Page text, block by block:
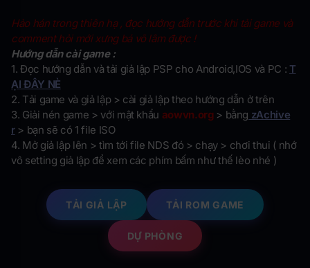
Hảo hán trong thiên hạ , đọc hướng dẫn trước khi tải game và
comment hỏi mới xưng bá võ lâm được !
Hướng dẫn cài game :
1. Đọc hướng dẫn và tải giả lập PSP cho Android,IOS và PC : T
ẠI ĐÂY NÈ
2. Tải game và giả lập > cài giả lập theo hướng dẫn ở trên
3. Giải nén game > với mật khẩu aowvn.org > bằng zAchive
r> bạn sẽ có 1 file ISO
4. Mở giả lập lên > tìm tới file NDS đó > chạy > chơi thui ( nhớ
vô setting giả lập để xem các phím bấm như thế lèo nhé )
TẢI GIẢ LẬP TẢI ROM GAME
DỰ PHÒNG